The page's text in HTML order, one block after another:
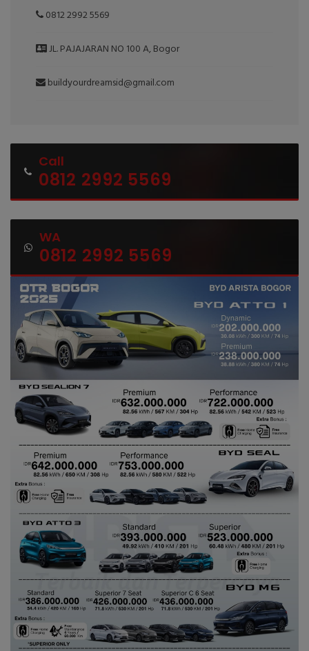
0812 2992 5569
JL. PAJAJARAN NO 100 A, Bogor
buildyourdreamsid@gmail.com
Call
0812 2992 5569
WA
0812 2992 5569